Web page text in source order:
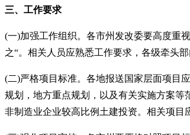
三、工作要求
(一)加强工作组织。各市州发改委要高度重
之“。相关人员应熟悉工作要求，各级牵头
(二)严格项目标准。各地报送国家层面项目
规划，地方重点规划，以及有关实施方案
非制造业企业较高比例土建投资。相关项目